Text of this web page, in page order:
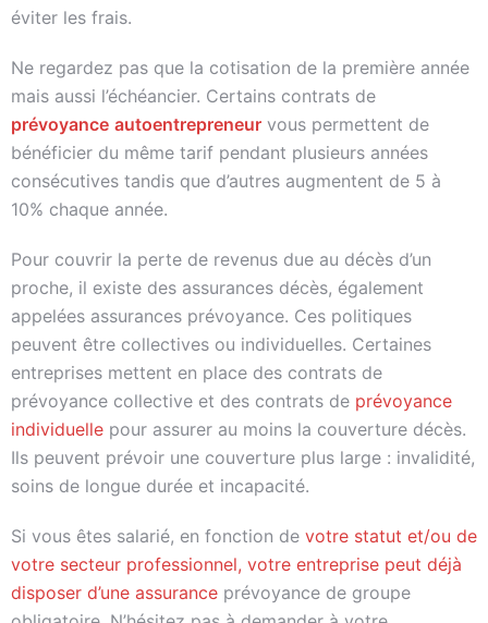
éviter les frais.
Ne regardez pas que la cotisation de la première année
mais aussi l’échéancier. Certains contrats de
prévoyance autoentrepreneur vous permettent de
bénéficier du même tarif pendant plusieurs années
consécutives tandis que d’autres augmentent de 5 à
10% chaque année.
Pour couvrir la perte de revenus due au décès d’un
proche, il existe des assurances décès, également
appelées assurances prévoyance. Ces politiques
peuvent être collectives ou individuelles. Certaines
entreprises mettent en place des contrats de
prévoyance collective et des contrats de prévoyance
individuelle pour assurer au moins la couverture décès.
Ils peuvent prévoir une couverture plus large : invalidité,
soins de longue durée et incapacité.
Si vous êtes salarié, en fonction de votre statut et/ou de
votre secteur professionnel, votre entreprise peut déjà
disposer d’une assurance prévoyance de groupe